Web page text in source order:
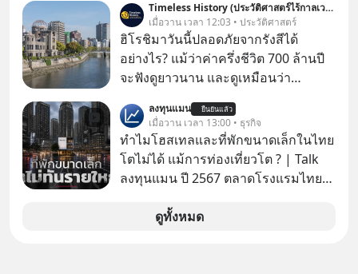
พระองค์ทรงสร้างสัมพันธไมตรีกับ
ประเทศญี่ปุ่น ทรงหารือเรื่องการค้าใน
ทวีปเอเชีย เสด็จพระราชดำเนินเยือน
ตะวันออกกลาง และเข้าเฝ้าพระ
สันตะปาปา อีกทั้งยังทรงเป็นพระมหา
กษัตริย์พระองค์แรกที่เสด็จฯ รอบโลก
Timeless History (ประวัติศาสตร์ไร้กาลเวลา)
เมื่อวาน เวลา 12:03 • ประวัติศาสตร์
ฮิโรชิมาวันนี้ปลอดภัยจากรังสีได้
อย่างไร? แม้ว่าค่าครึ่งชีวิต 700 ล้านปี
จะฟังดูยาวนาน และดูเหมือนว่า
ยังคงอันตรายไปอีกยาวนานมาก แต่อัน
ที่จริง นี่คือสาเหตุหลักที่ทำให้ยูเรเนียม
ไม่ใช่ภัยคุกคามหลักหลังการทิ้งระเบิด
ที่ฮิโรชิมา
ลงทุนแมน ยืนยันแล้ว
เมื่อวาน เวลา 13:00 • ธุรกิจ
ทำไมโฮสเทลและที่พักขนาดเล็กในไทย
โตไม่ได้ แม้การท่องเที่ยวโต ? | Talk
ลงทุนแมน ปี 2567 ตลาดโรงแรมไทย
หรือไม่ว่า รายได้กว่า 85% กระจุกอยู่กับ
ดูทั้งหมด